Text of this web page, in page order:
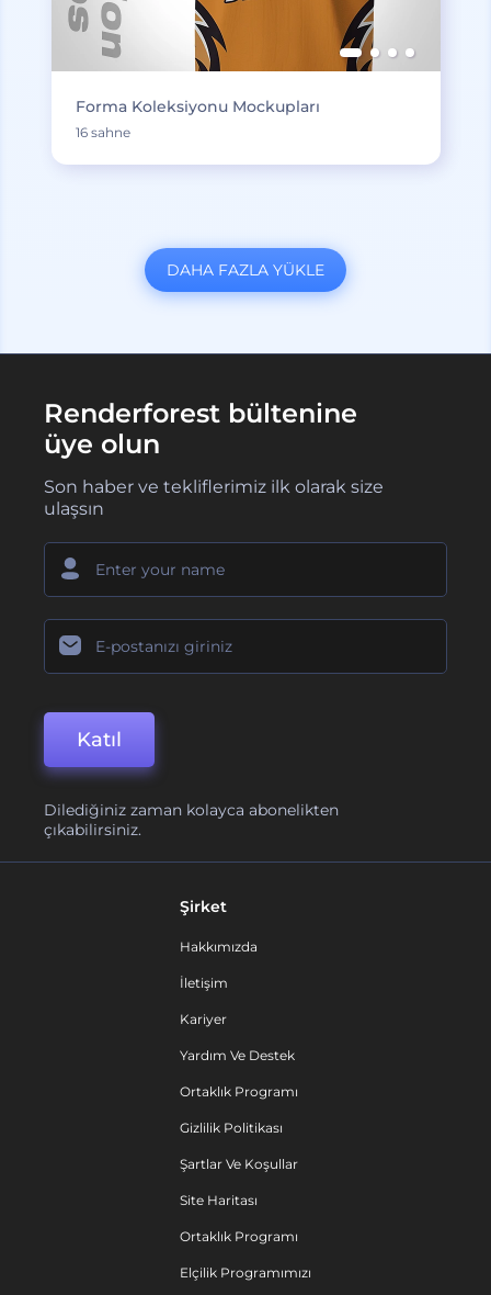
Forma Koleksiyonu Mockupları
16 sahne
DAHA FAZLA YÜKLE
Renderforest bültenine
üye olun
Son haber ve tekliflerimiz ilk olarak size
ulaşsın
Katıl
Dilediğiniz zaman kolayca abonelikten
çıkabilirsiniz.
Şirket
Hakkımızda
İletişim
Kariyer
Yardım Ve Destek
Ortaklık Programı
Gizlilik Politikası
Şartlar Ve Koşullar
Site Haritası
Ortaklık Programı
Elçilik Programımızı